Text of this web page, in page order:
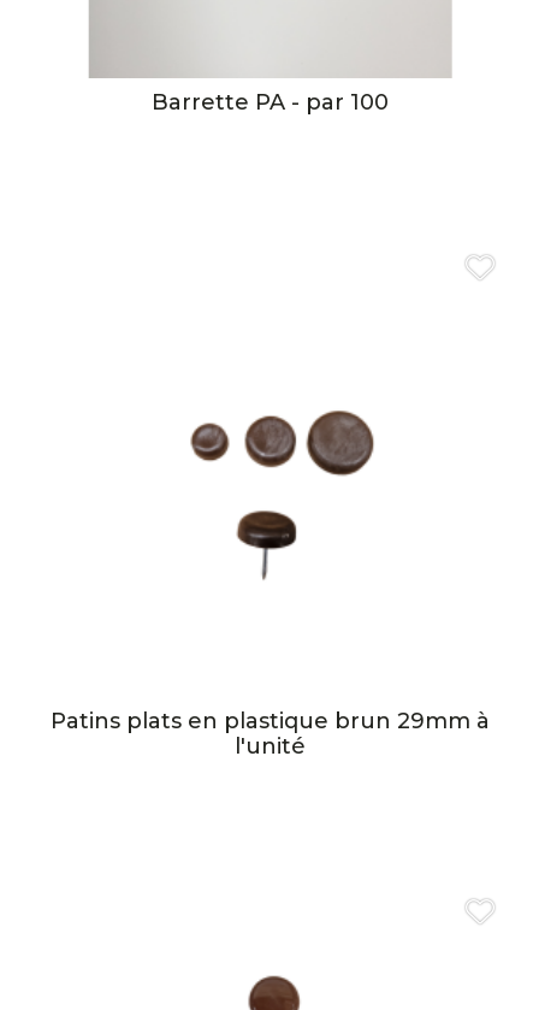
Barrette PA - par 100
Patins plats en plastique brun 29mm à
l'unité